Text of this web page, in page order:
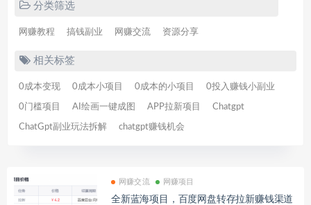
分类筛选
网赚教程 搞钱副业 网赚交流 资源分享
相关标签
0成本变现 0成本小项目 0成本的小项目 0投入赚钱小副业
0门槛项目 AI绘画一键成图 APP拉新项目 Chatgpt
ChatGpt副业玩法拆解 chatgpt赚钱机会
网赚交流 网赚项目
全新蓝海项目，百度网盘转存拉新赚钱渠道